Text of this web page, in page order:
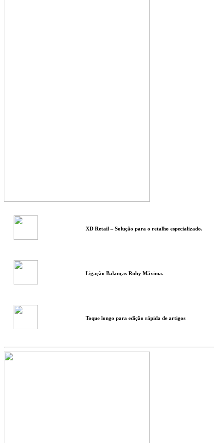
XD Retail – Solução para o retalho especializado.
Ligação Balanças Ruby Máxima.
Toque longo para edição rápida de artigos